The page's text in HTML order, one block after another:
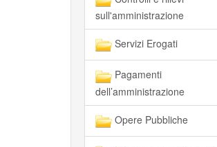
sull'amministrazione
Servizi Erogati
Pagamenti
dell’amministrazione
Opere Pubbliche